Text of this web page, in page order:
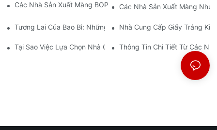
Các Nhà Sản Xuất Màng BOPP: Xương Sống Của Bao Bì Mềm
Các Nhà Sản Xuất Màng
Tương Lai Của Bao Bì: Những Hiểu Biết Từ Các Nhà Sản Xuất
Nhà Cung Cấp Giấy Tráng
Tại Sao Việc Lựa Chọn Nhà Cung Cấp Màng BOPP Phù Hợp
Thông Tin Chi Tiết Từ Các